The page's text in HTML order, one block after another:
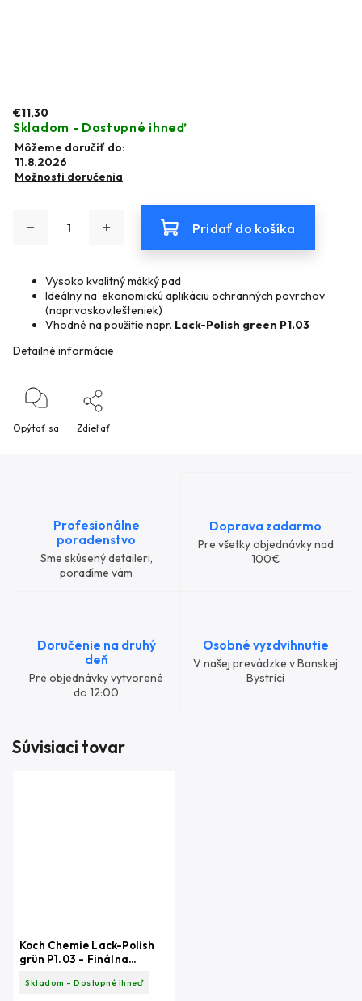
€11,30
Skladom - Dostupné ihneď
Môžeme doručiť do:
11.8.2026
Možnosti doručenia
Pridať do košíka
Vysoko kvalitný mäkký pad
Ideálny na ekonomickú aplikáciu ochranných povrchov
(napr.voskov,lešteniek)
Vhodné na použitie napr. Lack-Polish green P1.03
Detailné informácie
Opýtať sa Zdieľať
Profesionálne
poradenstvo
Sme skúsený detaileri,
poradíme vám
Doprava zadarmo
Pre všetky objednávky nad
100€
Doručenie na druhý
deň
Pre objednávky vytvorené
do 12:00
Osobné vyzdvihnutie
V našej prevádzke v Banskej
Bystrici
Súvisiaci tovar
Koch Chemie Lack-Polish
grün P1.03 - Finálna
Skladom - Dostupné ihneď